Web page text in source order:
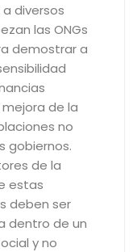
diversos
las ONGs
demostrar a
de la
no
gobiernos.
de la
estas
deben ser
dentro de un
y no